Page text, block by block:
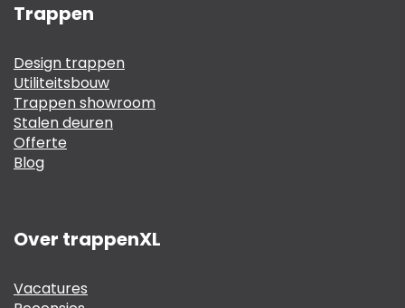
Trappen
Design trappen
Utiliteitsbouw
Trappen showroom
Stalen deuren
Offerte
Blog
Over trappenXL
Vacatures